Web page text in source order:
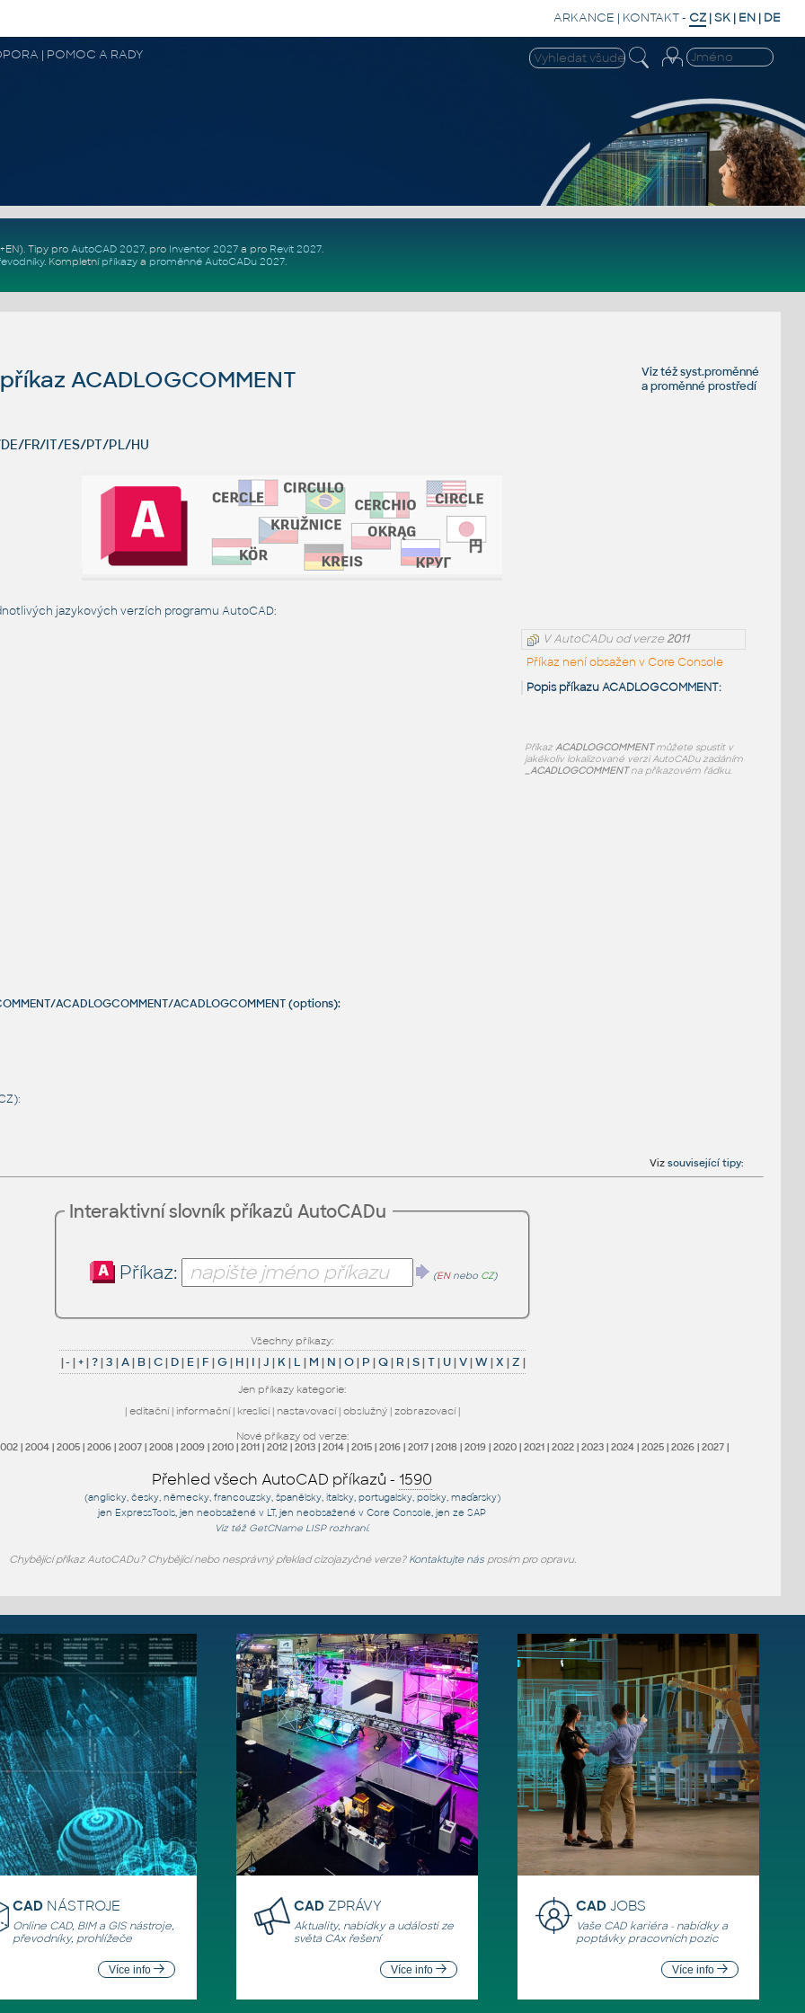
ARKANCE | KONTAKT- CZ |SK | EN | DE
| POMOC A RADY
. Tipy pro AutoCAD 2027, pro Inventor 2027a pro Revit 2027.
. Kompletní příkazya proměnné AutoCADu 2027.
Viz téžsyst.proměnné
aproměnné prostředí
ACADLOGCOMMENT
FR/IT/ES/PT/PL/HU
jazykových verzích programu AutoCAD:
V AutoCADu od verze2011
Příkaz není obsažen v Core Console
Popis příkazu ACADLOGCOMMENT:
PříkazACADLOGCOMMENTmůžete spustit v
jakékoliv lokalizované verzi AutoCADu zadáním
_ACADLOGCOMMENTna příkazovém řádku.
ACADLOGCOMMENT/ACADLOGCOMMENT (options):
Vizsouvisející tipy:
Interaktivní slovník příkazů AutoCADu
Příkaz: (ENnebo CZ)
Všechny příkazy:
|- |+|?|3 |A| B|C| D| E| F |G| H| I |J | K| L | M | N |O| P |Q| R |S|T| U|V|W|X |Z |
Jen příkazy kategorie:
| editační| informační| kreslicí| nastavovací| obslužný| zobrazovací|
Nové příkazy od verze:
| 2004| 2005| 2006| 2007| 2008 | 2009| 2010| 2011| 2012| 2013| 2014| 2015| 2016| 2017| 2018 | 2019| 2020| 2021| 2022| 2023| 2024| 2025| 2026| 2027|
Přehled všech AutoCAD příkazů - 1590
(anglicky, česky, německy, francouzsky, španělsky, italsky, portugalsky, polsky, maďarsky)
jen ExpressTools, jenneobsažené v LT, jenneobsažené v Core Console, jenze SAP
Viz též GetCName LISP rozhraní.
Chybějící příkaz AutoCADu? Chybějící nebo nesprávný překlad cizojazyčné verze? Kontaktujte násprosím pro opravu.
CAD NÁSTROJE
Online CAD, BIM a GIS nástroje,
převodníky, prohlížeče
Více info
CAD ZPRÁVY
Aktuality, nabídky a události ze
světa CAx řešení
Více info
CADJOBS
Vaše CAD kariéra - nabídky a
poptávky pracovních pozic
Více info